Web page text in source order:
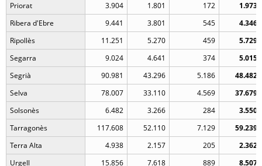
Priorat
3.904 1.801 172
1.973
Ribera d'Ebre
9.441 3.801 545
4.346
Ripollès
11.251 5.270 459
5.729
Segarra
9.024 4.641 374
5.015
Segrià
90.981 43.296 5.186
48.482
Selva
78.007 33.110 4.569
37.679
Solsonès
6.482 3.266 284
3.550
Tarragonès
117.608 52.110 7.129
59.239
Terra Alta
4.938 2.157 205
2.362
Urgell
15.856 7.618 889
8.507